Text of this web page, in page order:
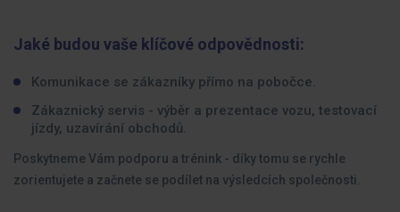
Jaké budou vaše klíčové odpovědnosti:
Komunikace se zákazníky přímo na pobočce.
Zákaznický servis - výběr a prezentace vozu, testovací
jízdy, uzavírání obchodů.
Poskytneme Vám podporu a trénink - díky tomu se rychle
zorientujete a začnete se podílet na výsledcích společnosti.